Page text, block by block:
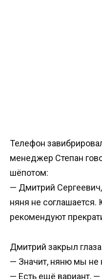
Телефон
менеджер Степан
шёпотом:
— Дмитрий
няня не
рекомендуют
Дмитрий закрыл
— Значит, няню мы не
— Есть ещё вариант,